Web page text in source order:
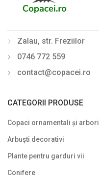
Zalau, str. Freziilor
0746 772 559
contact@copacei.ro
CATEGORII PRODUSE
Copaci ornamentali și arbori
Arbuști decorativi
Plante pentru garduri vii
Conifere